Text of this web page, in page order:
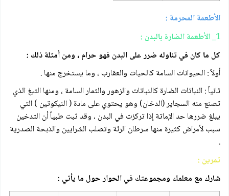
الأطعمة المحرمة :
1_ الأطعمة الضارة بالبدن :
كل ما كان في تناوله ضرر على البدن فهو حرام ، ومن أمثلة ذلك :
أولاً : الحيوانات السامة كالحيات والعقارب ، وما يستخرج منها .
ثانياً : النباتات الضارة كالنباتات والزهور والثمار السامة ، ومنها التبغ الذي
تصنع منه السجاير (الدخان) وهو يحتوي على مادة ( النيكوتين ) التي
يبلغ ضررها حد الإماتة إذا تركزت في البدن ، وقد ثبت طبياً أن التدخين
سبب لأمراض كثيرة منها سرطان الرئة وتصلب الشرايين والذبحة الصدرية
.
تمرين :
شارك مع معلمك ومجموعتك في الحوار حول ما يأتي :